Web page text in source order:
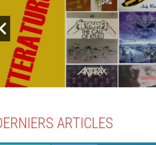
ARTICLES